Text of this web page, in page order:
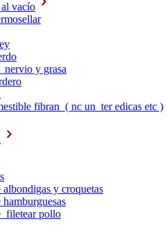
vacío
nervio y grasa
fibran ( nc un ter edicas etc )
y croquetas
filetear pollo